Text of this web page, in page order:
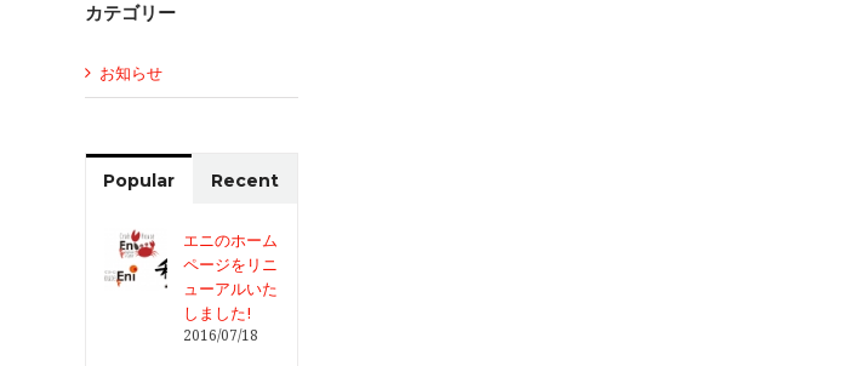
カテゴリー
お知らせ
Popular Recent
エニのホーム
ページをリニ
ューアルいた
しました!
2016/07/18